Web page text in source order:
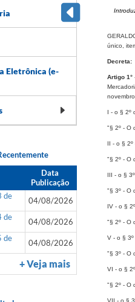
Eletrônica (e-
Data
Publicação
de
04/08/2026
de
04/08/2026
de
04/08/2026
+ Veja mais
único,
Decreta:
Artigo 1°
I - o § 2º
"§ 2º - O
II - o §
"§ 2º - O
III - o §
"§ 3º - O
IV - o §
"§ 2º - O
V - o §
"§ 3º - O
VI - o §
"§ 2º - O
VII - o §